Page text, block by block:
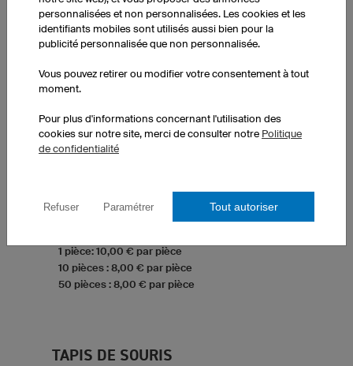
Céramique blanche haute qualité
Volume de remplissage 325 ml
1 pièce: 10,00 € par pièce
10 pièces : 8,00 € par pièce
50 pièces : 8,00 € par pièce
TAPIS DE SOURIS
personnalisées et non personnalisées. Les cookies et les
identifiants mobiles sont utilisés aussi bien pour la
publicité personnalisée que non personnalisée.
Vous pouvez retirer ou modifier votre consentement à tout
moment.
Pour plus d'informations concernant l'utilisation des
cookies sur notre site, merci de consulter notre Politique
de confidentialité
Refuser Paramétrer Tout autoriser